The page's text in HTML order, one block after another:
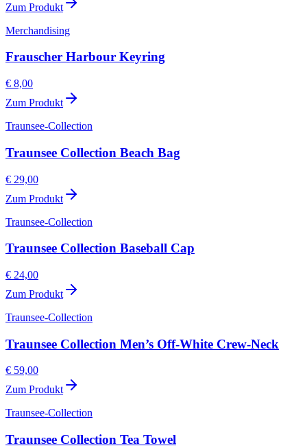
Zum Produkt
Merchandising
Frauscher Harbour Keyring
€ 8,00
Zum Produkt
Traunsee-Collection
Traunsee Collection Beach Bag
€ 29,00
Zum Produkt
Traunsee-Collection
Traunsee Collection Baseball Cap
€ 24,00
Zum Produkt
Traunsee-Collection
Traunsee Collection Men’s Off-White Crew-Neck
€ 59,00
Zum Produkt
Traunsee-Collection
Traunsee Collection Tea Towel